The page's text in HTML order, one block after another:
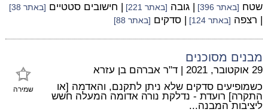
שטח [באתר 396] | גובה [באתר 221] | חישובים סטטיים [באתר 38]
| רצפה [באתר 124] | סדקים [באתר 88]
מבנים מסוכנים
שמירה
29 אוקטובר, 2021 | ד"ר אברהם בן עזרא
כשמופיעים סדקים שלא ניתן לתקנם, והאדמה [או
התקרה] רועדת - נדלקת נורה אדומה המעלה חשש
ליציבות המבנה...